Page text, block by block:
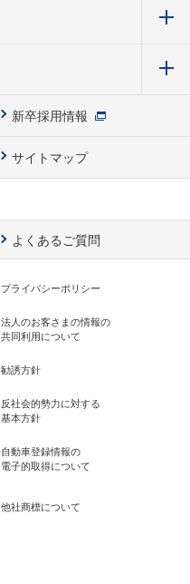
新卒採用情報
サイトマップ
よくあるご質問
プライバシーポリシー
法人のお客さまの情報の
共同利用について
勧誘方針
反社会的勢力に対する
基本方針
自動車登録情報の
電子的取得について
他社商標について